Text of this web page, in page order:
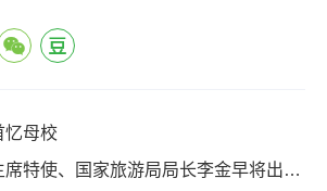
忆母校
席特使、国家旅游局局长李金早将出席